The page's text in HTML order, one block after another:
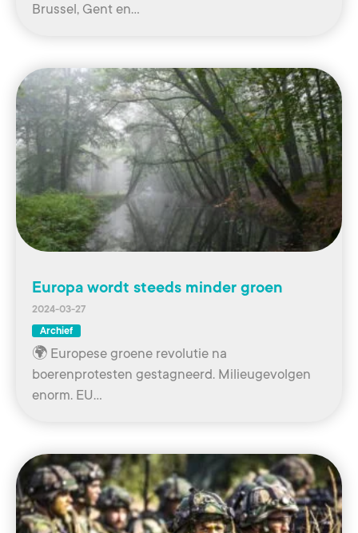
Brussel, Gent en…
Europa wordt steeds minder groen
2024-03-27
Archief
🌍 Europese groene revolutie na
boerenprotesten gestagneerd. Milieugevolgen
enorm. EU…